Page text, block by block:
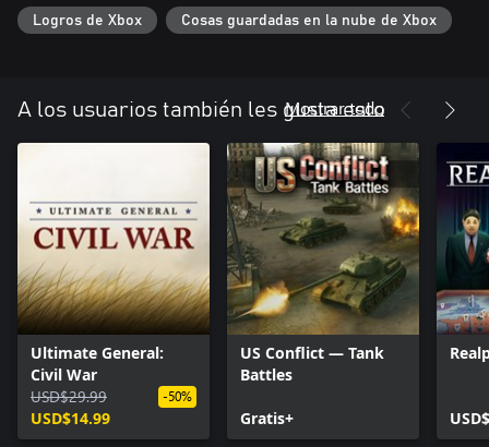
Logros de Xbox Cosas guardadas en la nube de Xbox
A los usuarios también les gusta esto
Mostrar todo
Ultimate General:
Civil War
USD$29.99
USD$14.99
-50%
US Conflict — Tank
Battles
Gratis+